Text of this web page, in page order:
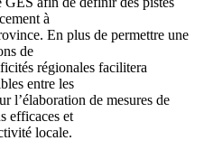
à
En plus de permettre une
de
régionales facilitera
entre les
l’élaboration de mesures de
efficaces et
locale.